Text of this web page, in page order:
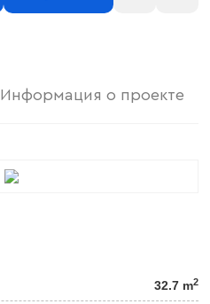
Информация о проекте
32.7 m2